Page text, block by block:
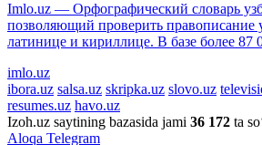
Imlo.uz — Орфографический словарь
позволяющий проверить правописание
латинице и кириллице. В базе более 87
imlo.uz
ibora.uz salsa.uz skripka.uz slovo.uz
resumes.uz havo.uz
Izoh.uz saytining bazasida jami 36 172 ta
Aloqa Telegram